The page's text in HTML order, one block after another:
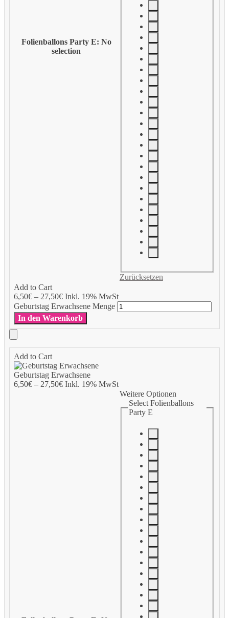
Add to Cart
6,50€– 27,50€Inkl. 19% MwSt
Folienballons Party E: No
selection
Zurücksetzen
Geburtstag Erwachsene Menge
In den Warenkorb
Add to Cart
Geburtstag Erwachsene
6,50€– 27,50€Inkl. 19% MwSt
Weitere Optionen
Select Folienballons
Party E